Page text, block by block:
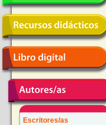
Escritores/as